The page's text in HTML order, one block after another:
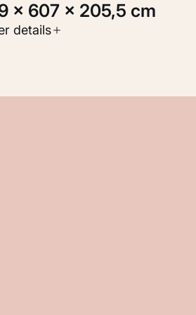
× 607 × 205,5 cm
werk
details